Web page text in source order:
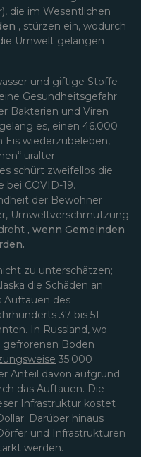
die im Wesentlichen
, stürzen ein, wodurch
Umwelt gelangen
und giftige Stoffe
Gesundheitsgefahr
Bakterien und Viren
es, einen 46.000
Eis wiederzubeleben,
uralter
schürt zweifellos die
COVID-19.
der Bewohner
Umweltverschmutzung
, wenn Gemeinden
zu unterschätzen;
die Schäden an
Auftauen des
37 bis 51
In Russland, wo
gefrorenen Boden
35.000
Anteil davon aufgrund
das Auftauen. Die
Infrastruktur kostet
Darüber hinaus
und Infrastrukturen
werden.